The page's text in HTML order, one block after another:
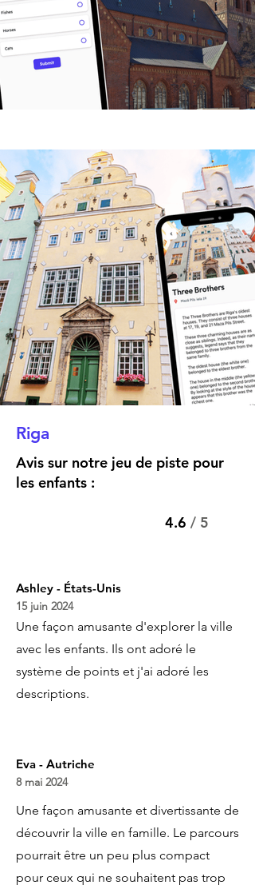
Riga
Avis sur notre jeu de piste pour
les enfants :
4.6 / 5
Ashley - États-Unis
15 juin 2024
Une façon amusante d'explorer la ville
avec les enfants. Ils ont adoré le
système de points et j'ai adoré les
descriptions.
Eva - Autriche
8 mai 2024
Une façon amusante et divertissante de
découvrir la ville en famille. Le parcours
pourrait être un peu plus compact
pour ceux qui ne souhaitent pas trop